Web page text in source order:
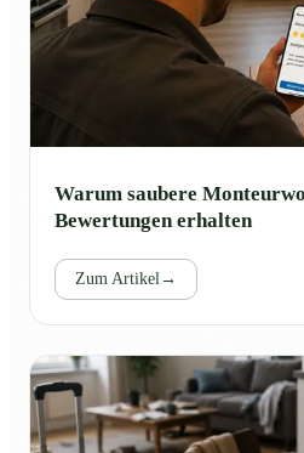
Warum saubere
Bewertungen erhalten
Zum Artikel →